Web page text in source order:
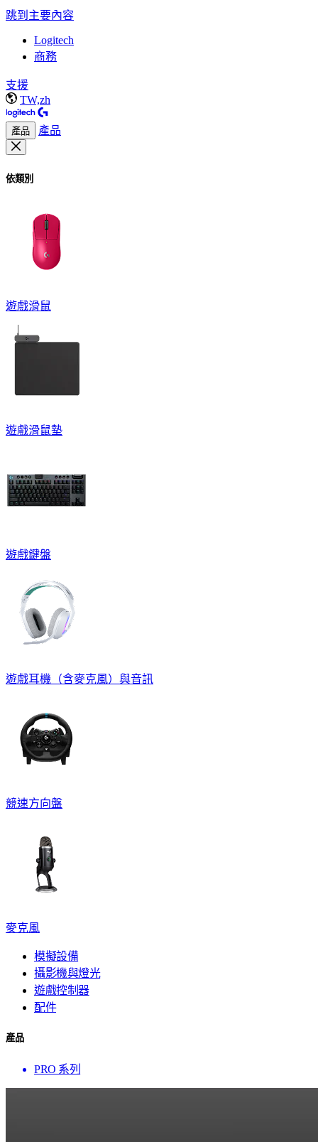
跳到主要內容
Logitech
商務
支援
TW,zh
產品 產品
依類別
遊戲滑鼠
遊戲滑鼠墊
遊戲鍵盤
遊戲耳機（含麥克風）與音訊
競速方向盤
麥克風
模擬設備
攝影機與燈光
遊戲控制器
配件
產品
PRO 系列